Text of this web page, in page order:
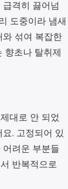
격히 끓어넘
도중이라 냄새
섞여 복잡한
향초나 탈취제
대로 안 되었
. 고정되어 있
려운 부분들
반복적으로